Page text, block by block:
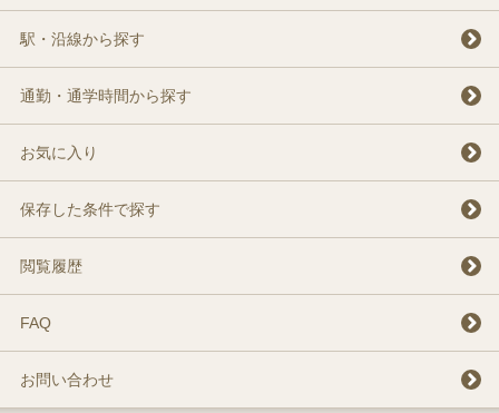
駅・沿線から探す
通勤・通学時間から探す
お気に入り
保存した条件で探す
閲覧履歴
FAQ
お問い合わせ